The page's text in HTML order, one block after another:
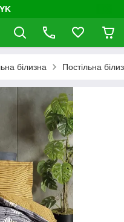
білизна Постільна